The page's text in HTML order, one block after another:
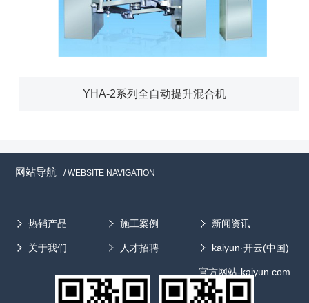
YHA-2系列全自动提升混合机
网站导航 / WEBSITE NAVIGATION
热销产品 施工案例 新闻资讯
关于我们 人才招聘 kaiyun·开云(中国)
官方网站-kaiyun.com